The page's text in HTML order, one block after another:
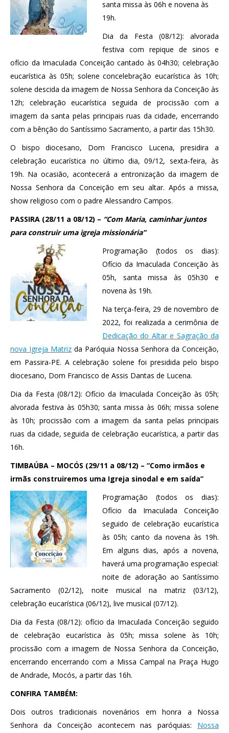
santa missa às 06h e novena às
19h.
Dia da Festa (08/12): alvorada
festiva com repique de sinos e
ofício da Imaculada Conceição cantado às 04h30; celebração
eucarística às 05h; solene concelebração eucarística às 10h;
solene descida da imagem de Nossa Senhora da Conceição às
12h; celebração eucarística seguida de procissão com a
imagem da santa pelas principais ruas da cidade, encerrando
com a bênção do Santíssimo Sacramento, a partir das 15h30.
O bispo diocesano, Dom Francisco Lucena, presidira a
celebração eucarística no último dia, 09/12, sexta-feira, às
19h. Na ocasião, acontecerá a entronização da imagem de
Nossa Senhora da Conceição em seu altar. Após a missa,
show religioso com o padre Alessandro Campos.
PASSIRA (28/11 a 08/12) – “Com Maria, caminhar juntos
para construir uma igreja missionária”
Programação (todos os dias):
Ofício da Imaculada Conceição às
05h, santa missa às 05h30 e
novena às 19h.
Na terça-feira, 29 de novembro de
2022, foi realizada a cerimônia de
Dedicação do Altar e Sagração da
nova Igreja Matriz da Paróquia Nossa Senhora da Conceição,
em Passira-PE. A celebração solene foi presidida pelo bispo
diocesano, Dom Francisco de Assis Dantas de Lucena.
Dia da Festa (08/12): Ofício da Imaculada Conceição às 05h;
alvorada festiva às 05h30; santa missa às 06h; missa solene
às 10h; procissão com a imagem da santa pelas principais
ruas da cidade, seguida de celebração eucarística, a partir das
16h.
TIMBAÚBA – MOCÓS (29/11 a 08/12) – “Como irmãos e
irmãs construiremos uma Igreja sinodal e em saída”
Programação (todos os dias):
Ofício da Imaculada Conceição
seguido de celebração eucarística
às 05h; canto da novena às 19h.
Em alguns dias, após a novena,
haverá uma programação especial:
noite de adoração ao Santíssimo
Sacramento (02/12), noite musical na matriz (03/12),
celebração eucarística (06/12), live musical (07/12).
Dia da Festa (08/12): ofício da Imaculada Conceição seguido
de celebração eucarística às 05h; missa solene às 10h;
procissão com a imagem de Nossa Senhora da Conceição,
encerrando encerrando com a Missa Campal na Praça Hugo
de Andrade, Mocós, a partir das 16h.
CONFIRA TAMBÉM:
Dois outros tradicionais novenários em honra a Nossa
Senhora da Conceição acontecem nas paróquias: Nossa